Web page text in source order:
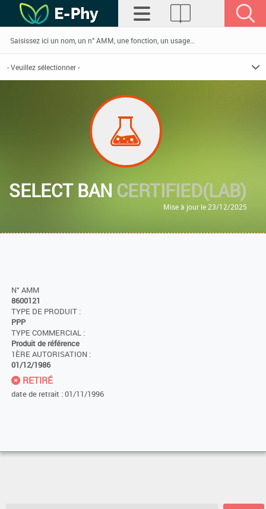
SELECT BAN CERTIFIED(LAB)
Mise à jour le 23/12/2025
N° AMM
8600121
TYPE DE PRODUIT :
PPP
TYPE COMMERCIAL :
Produit de référence
1ÈRE AUTORISATION :
01/12/1986
RETIRÉ
date de retrait : 01/11/1996